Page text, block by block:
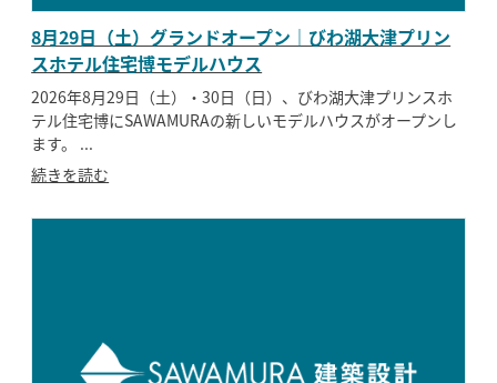
オーナー様向け
モデルハウス イベント参加
8月29日（土）グランドオープン｜びわ湖大津プリン
スホテル住宅博モデルハウス
2026年8月29日（土）・30日（日）、びわ湖大津プリンスホ
テル住宅博にSAWAMURAの新しいモデルハウスがオープンし
ます。 ...
続きを読む